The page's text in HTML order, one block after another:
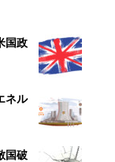
国政
ネル
国破